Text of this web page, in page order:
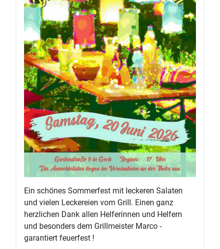
Ein schönes Sommerfest mit leckeren Salaten
und vielen Leckereien vom Grill. Einen ganz
herzlichen Dank allen Helferinnen und Helfern
und besonders dem Grillmeister Marco -
garantiert feuerfest !